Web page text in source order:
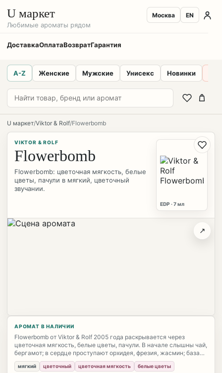
U маркет
Любимые ароматы рядом
ДоставкаОплатаВозвратГарантия
Москва EN
A-Z Женские Мужские Унисекс Новинки
U маркет/Viktor & Rolf/Flowerbomb
↗
VIKTOR & ROLF
Flowerbomb
Flowerbomb: цветочная мягкость, белые
цветы, пачули в мягкий, цветочный
звучании.
EDP · 7 мл
АРОМАТ В НАЛИЧИИ
Flowerbomb от Viktor & Rolf 2005 года раскрывается через
цветочная мягкость, белые цветы, пачули. В начале слышны чай,
бергамот; в сердце проступают орхидея, фрезия, жасмин; база
держит пачули, мускус. Характер аромата: мягкий, цветочный; он
звучит цельно, выразительно и без резкого нажима.
мягкий цветочный цветочная мягкость белые цветы